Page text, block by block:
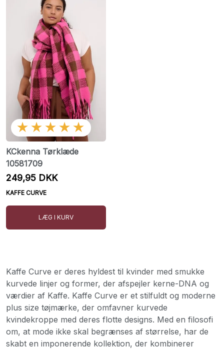
★★★★★
KCkenna Tørklæde
10581709
249,95 DKK
KAFFE CURVE
LÆG I KURV
Kaffe Curve er deres hyldest til kvinder med smukke
kurvede linjer og former, der afspejler kerne-DNA og
værdier af Kaffe. Kaffe Curve er et stilfuldt og moderne
plus size tøjmærke, der omfavner kurvede
kvindekroppe med deres flotte designs. Med en filosofi
om, at mode ikke skal begrænses af størrelse, har de
skabt en imponerende kollektion, der kombinerer